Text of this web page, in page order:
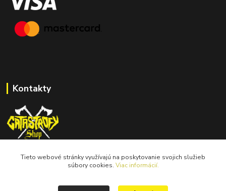
Kontakty
catastrofy.shop@gmail.com
Tieto webové stránky využívajú na poskytovanie svojich služieb
súbory cookies. Viac informácií.